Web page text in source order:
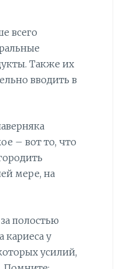
всего
Также их
вводить в
– вот то, что
мере, на
полостью
кариеса у
усилий,